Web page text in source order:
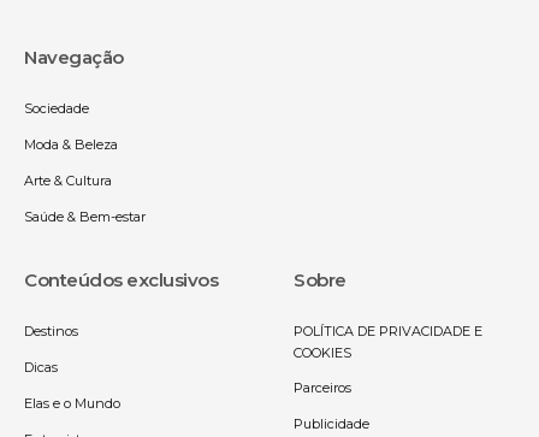
Navegação
Sociedade
Moda & Beleza
Arte & Cultura
Saúde & Bem-estar
Conteúdos exclusivos
Destinos
Dicas
Elas e o Mundo
Sobre
POLÍTICA DE PRIVACIDADE E
COOKIES
Parceiros
Publicidade